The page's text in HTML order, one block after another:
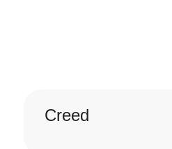
Creed